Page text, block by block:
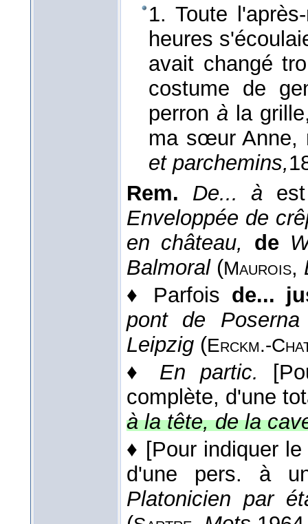
1. Toute
heures
avait changé
costume de
perron à la
ma sœur Anne,
et parchemins,
Rem. De... à
Enveloppée de
en château, de
Balmoral(Maurois,
♦ Parfois de...
pont de
Leipzig (Erckm.-
♦ En partic.
complète, d'une
à la tête, de la
♦ [Pour indiquer
d'une pers. à
Platonicien par